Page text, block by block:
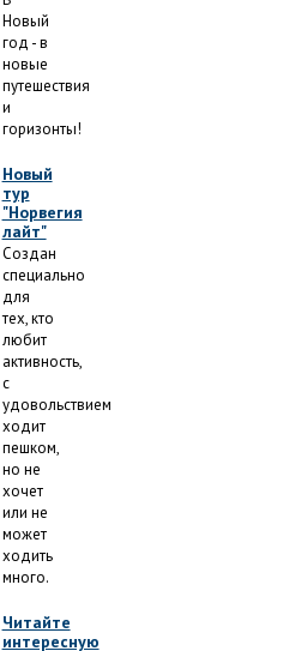
Новый
год - в
новые
путешествия
и
горизонты!
Новый
тур
"Норвегия
лайт"
Создан
специально
для
тех, кто
любит
активность,
с
удовольствием
ходит
пешком,
но не
хочет
или не
может
ходить
много.
Читайте
интересную